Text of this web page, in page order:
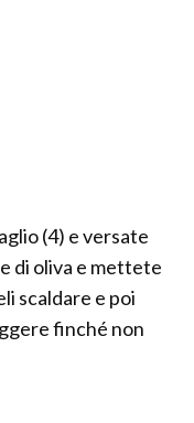
(4) e versate
di oliva e mettete
scaldare e poi
finché non